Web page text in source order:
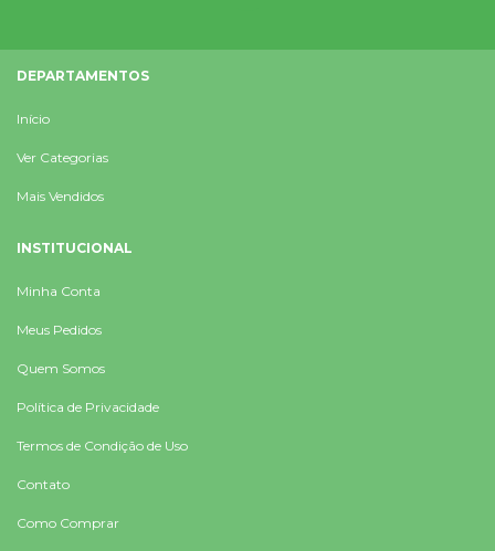
DEPARTAMENTOS
Início
Ver Categorias
Mais Vendidos
INSTITUCIONAL
Minha Conta
Meus Pedidos
Quem Somos
Política de Privacidade
Termos de Condição de Uso
Contato
Como Comprar